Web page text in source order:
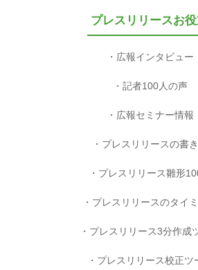
プレスリリースお
広報インタビュー
記者100人の声
広報セミナー情報
プレスリリースの書
プレスリリース雛形
プレスリリースのタイ
プレスリリース3分作成
プレスリリース校正ツ